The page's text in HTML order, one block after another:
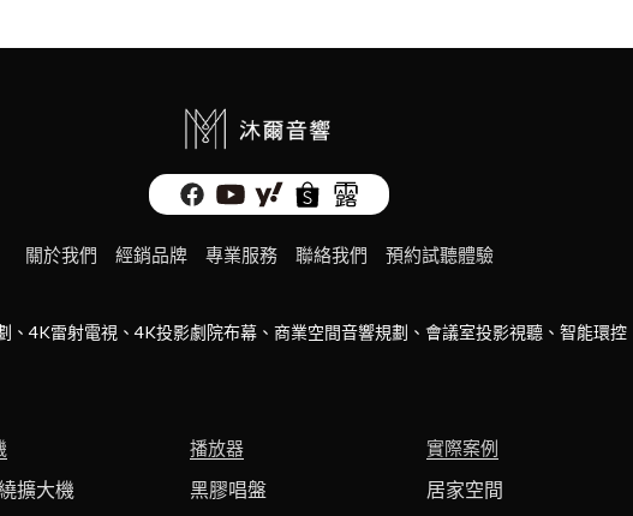
關於我們 經銷品牌 專業服務 聯絡我們 預約試聽體驗
、4K雷射電視、4K投影劇院布幕、商業空間音響規劃、會議室投影視聽、智能環控
擴大機
播放器
黑膠唱盤
實際案例
居家空間